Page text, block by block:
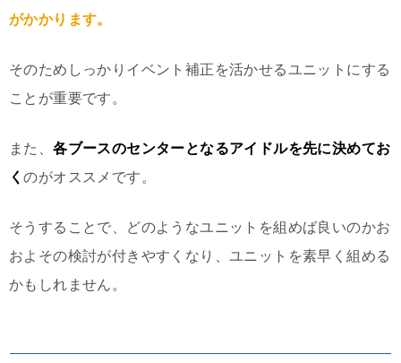
がかかります。
そのためしっかりイベント補正を活かせるユニットにする
ことが重要です。
また、各ブースのセンターとなるアイドルを先に決めてお
くのがオススメです。
そうすることで、どのようなユニットを組めば良いのかお
およその検討が付きやすくなり、ユニットを素早く組める
かもしれません。